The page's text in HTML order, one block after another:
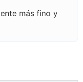
más fino y